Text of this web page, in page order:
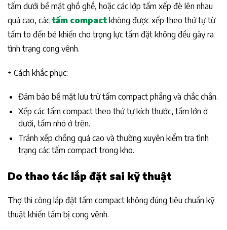
tấm dưới bề mặt ghồ ghề, hoặc các lớp tấm xếp đè lên nhau
quá cao, các tấm compact không được xếp theo thứ tự từ
tấm to đến bé khiến cho trọng lực tấm đặt không đều gây ra
tình trạng cong vênh.
+ Cách khắc phục:
Đảm bảo bề mặt lưu trữ tấm compact phẳng và chắc chắn.
Xếp các tấm compact theo thứ tự kích thước, tấm lớn ở
dưới, tấm nhỏ ở trên.
Tránh xếp chồng quá cao và thường xuyên kiểm tra tình
trạng các tấm compact trong kho.
Do thao tác lắp đặt sai kỹ thuật
Thợ thi công lắp đặt tấm compact không đúng tiêu chuẩn kỹ
thuật khiến tấm bị cong vênh.